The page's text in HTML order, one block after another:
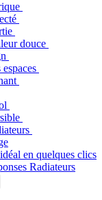
douce
en quelques clics
Radiateurs